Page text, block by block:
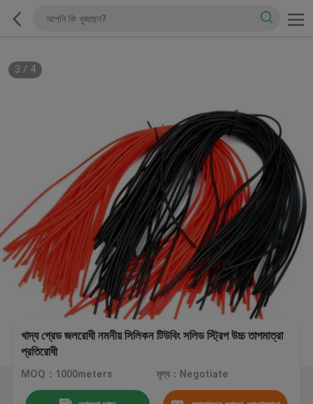
3 / 4
খাদ্য গ্রেড জলরোধী নমনীয় সিলিকন টিউবিং সলিড স্ট্রিপ উচ্চ তাপমাত্রা
প্রতিরোধী
MOQ：1000meters মূল্য：Negotiate